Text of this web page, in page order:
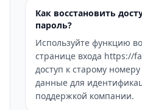
Как восстановить
пароль?
Используйте функцию
странице входа https://
доступ к старому
данные для
поддержкой компании.